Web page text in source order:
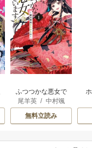
ふつつかな悪女で
はございますが ～
雛宮蝶鼠とりかえ
伝～
尾羊英/ 中村颯
/ ゆき哉
無料立読み